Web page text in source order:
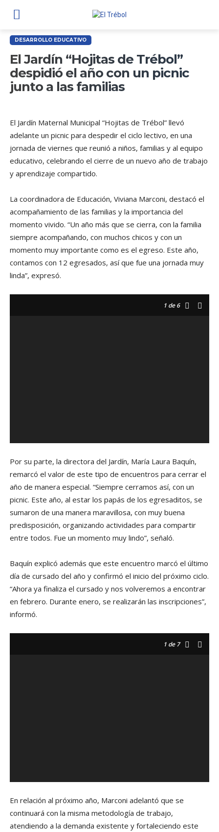
DESARROLLO EDUCATIVO
El Jardín “Hojitas de Trébol”
despidió el año con un picnic
junto a las familias
El Jardín Maternal Municipal “Hojitas de Trébol” llevó
adelante un picnic para despedir el ciclo lectivo, en una
jornada de viernes que reunió a niños, familias y al equipo
educativo, celebrando el cierre de un nuevo año de trabajo
y aprendizaje compartido.
La coordinadora de Educación, Viviana Marconi, destacó el
acompañamiento de las familias y la importancia del
momento vivido. “Un año más que se cierra, con la familia
siempre acompañando, con muchos chicos y con un
momento muy importante como es el egreso. Este año,
contamos con 12 egresados, así que fue una jornada muy
linda”, expresó.
1 de 6
Por su parte, la directora del Jardín, María Laura Baquín,
remarcó el valor de este tipo de encuentros para cerrar el
año de manera especial. “Siempre cerramos así, con un
picnic. Este año, al estar los papás de los egresaditos, se
sumaron de una manera maravillosa, con muy buena
predisposición, organizando actividades para compartir
entre todos. Fue un momento muy lindo”, señaló.
Baquín explicó además que este encuentro marcó el último
día de cursado del año y confirmó el inicio del próximo ciclo.
“Ahora ya finaliza el cursado y nos volveremos a encontrar
en febrero. Durante enero, se realizarán las inscripciones”,
informó.
1 de 7
En relación al próximo año, Marconi adelantó que se
continuará con la misma metodología de trabajo,
atendiendo a la demanda existente y fortaleciendo este